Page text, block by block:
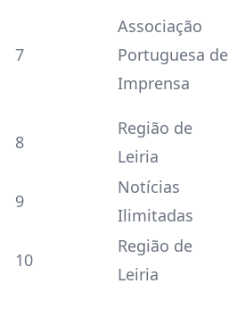
7
Associação
Portuguesa de
Imprensa
8
Região de
Leiria
9
Notícias
Ilimitadas
10
Região de
Leiria